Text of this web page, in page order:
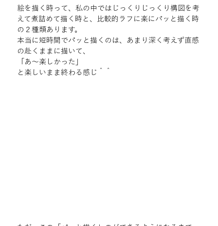
絵を描く時って、私の中ではじっくりじっくり構図を考
えて煮詰めて描く時と、比較的ラフに楽にパッと描く時
の２種類あります。
本当に短時間でパッと描くのは、あまり深く考えず直感
の赴くままに描いて、
「あ〜楽しかった」
と楽しいまま終わる感じ＾＾